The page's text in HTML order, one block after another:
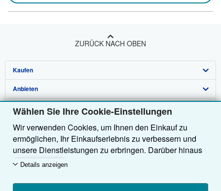
Wählen Sie Ihre Cookie-Einstellungen
Wir verwenden Cookies, um Ihnen den Einkauf zu
ermöglichen, Ihr Einkaufserlebnis zu verbessern und
unsere Dienstleistungen zu erbringen. Darüber hinaus
verwenden wir Cookies, um nachzuvollziehen, wie
Erfassung von Website-Besuchen), sodass wir
Details anzeigen
ZURÜCK NACH OBEN
Kaufen
Detailsuche
Sammlungen
Nutzerkonto
Meine Bestellungen
Warenkorb
Anbieten
Verkäufer werden
Partnerprogramm
Empfehlen Sie einen Verkäufer
Über uns
Über uns / Impressum
Presse
Karriere
Datenschutzerklärung
Hilfe
Hilfebereich
Kundenservice
Weitere AbeBooks Unternehmen
AbeBooks.com
AbeBooks.co.uk
AbeBooks folgen